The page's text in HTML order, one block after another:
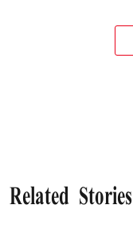
Related Stories